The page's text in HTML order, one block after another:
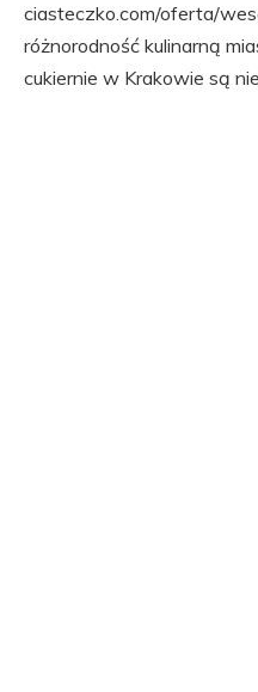
ciasteczko.com/oferta/
różnorodność kulinarną
cukiernie w Krakowie są